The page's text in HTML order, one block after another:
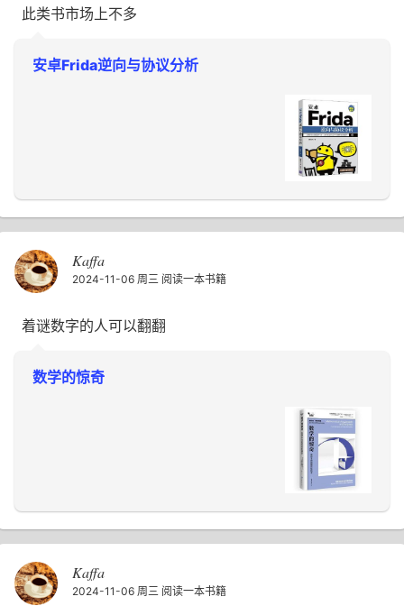
此类书市场上不多
安卓Frida逆向与协议分析
Kaffa
2024-11-06 周三 阅读一本书籍
着谜数字的人可以翻翻
数学的惊奇
Kaffa
2024-11-06 周三 阅读一本书籍